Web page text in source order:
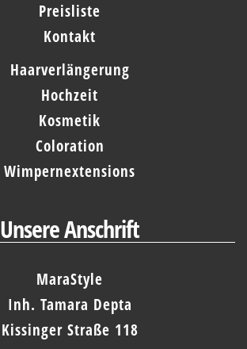
Preisliste
Kontakt
Haarverlängerung
Hochzeit
Kosmetik
Coloration
Wimpernextensions
Unsere Anschrift
MaraStyle
Inh. Tamara Depta
Kissinger Straße 118